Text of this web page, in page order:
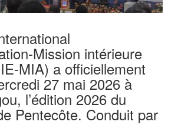
Mission intérieure
MIA) a officiellement
27 mai 2026 à
l’édition 2026 du
Pentecôte. Conduit par